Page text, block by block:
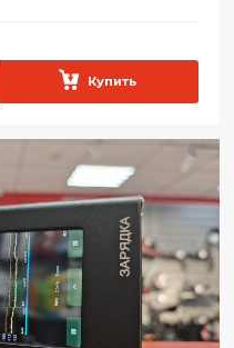
Купить